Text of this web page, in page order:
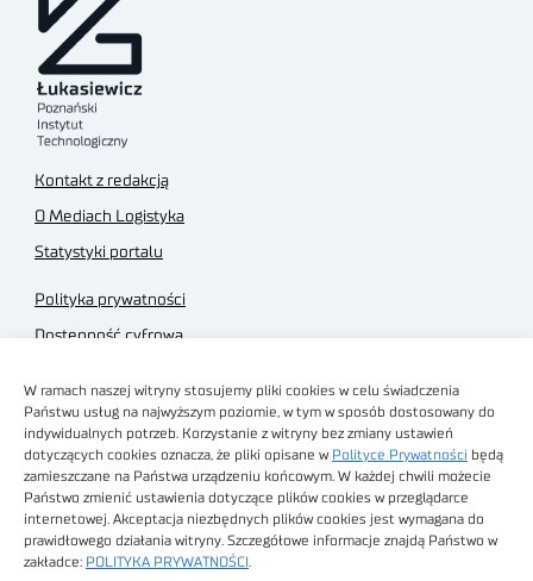
W ramach naszej witryny stosujemy pliki cookies w celu świadczenia
Państwu usług na najwyższym poziomie, w tym w sposób dostosowany do
indywidualnych potrzeb. Korzystanie z witryny bez zmiany ustawień
dotyczących cookies oznacza, że pliki opisane w Polityce Prywatności będą
zamieszczane na Państwa urządzeniu końcowym. W każdej chwili możecie
Państwo zmienić ustawienia dotyczące plików cookies w przeglądarce
internetowej. Akceptacja niezbędnych plików cookies jest wymagana do
prawidłowego działania witryny. Szczegółowe informacje znajdą Państwo w
zakładce: POLITYKA PRYWATNOŚCI
Kontakt z redakcją
O Mediach Logistyka
Statystyki portalu
Polityka prywatności
Dostępność cyfrowa
Regulamin sklepu
Obrazy stockowe
autorstwa